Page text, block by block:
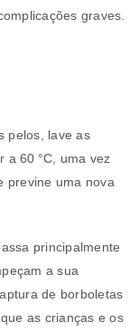
graves.
pelos, lave as
a 60 °C, uma vez
previne uma nova
principalmente
a sua
de borboletas
as crianças e os